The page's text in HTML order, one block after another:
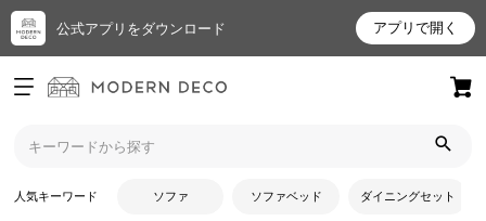
公式アプリをダウンロード アプリで開く
ログイン
新規会員登録
お
人気キーワード ソファ ソファベッド ダイニングセット
トップ 人工芝 防草シート